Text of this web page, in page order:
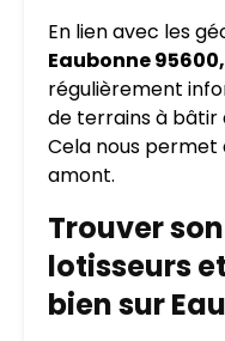
En lien avec les
Eaubonne 95600,
régulièrement
de terrains à bâtir
Cela nous permet
amont.
Trouver
lotisseurs
bien sur